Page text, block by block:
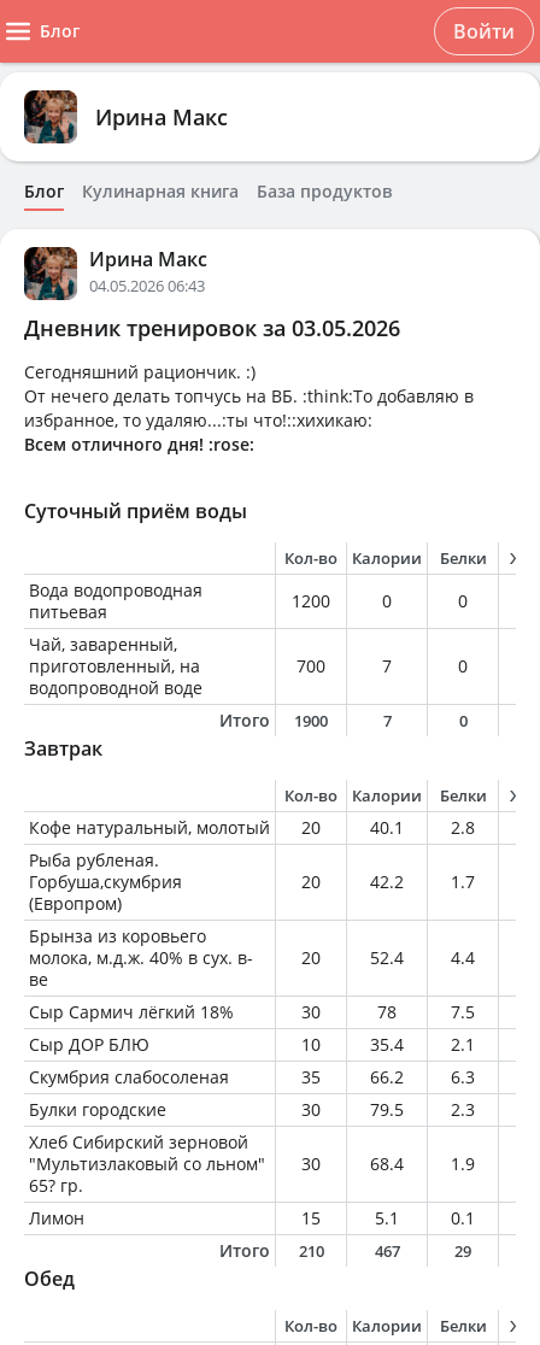
Блог Войти
Ирина Макс
Блог Кулинарная книга База продуктов
Ирина Макс
04.05.2026 06:43
Дневник тренировок за 03.05.2026
Сегодняшний рациончик. :)
От нечего делать топчусь на ВБ. :think:То добавляю в
избранное, то удаляю...:ты что!::хихикаю:
Всем отличного дня! :rose:
Суточный приём воды
Кол-во Калории Белки
Вода водопроводная
питьевая
1200 0 0
Чай, заваренный,
приготовленный, на
водопроводной воде
700 7 0
Итого 1900 7 0
Завтрак
Кол-во Калории Белки
Кофе натуральный, молотый 20 40.1 2.8
Рыба рубленая.
Горбуша,скумбрия
(Европром)
20 42.2 1.7
Брынза из коровьего
молока, м.д.ж. 40% в сух. в-
ве
20 52.4 4.4
Сыр Сармич лёгкий 18% 30 78 7.5
Сыр ДОР БЛЮ
10 35.4 2.1
Скумбрия слабосоленая
35 66.2 6.3
Булки городские
30 79.5 2.3
Хлеб Сибирский зерновой
"Мультизлаковый со льном"
65? гр.
30 68.4 1.9
Лимон 15 5.1 0.1
Итого
210 467 29
Обед
Кол-во Калории Белки